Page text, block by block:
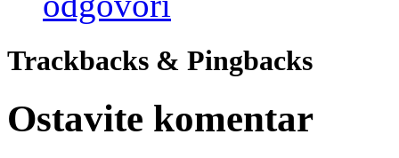
Trackbacks & Pingbacks
Ostavite komentar